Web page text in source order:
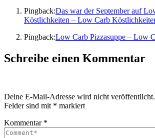
Pingback:Das war der September auf
Köstlichkeiten – Low Carb
Pingback:Low Carb Pizzasuppe – Low
Schreibe einen Kommentar
Deine E-Mail-Adresse wird nicht veröffentlicht.
Felder sind mit * markiert
Kommentar *